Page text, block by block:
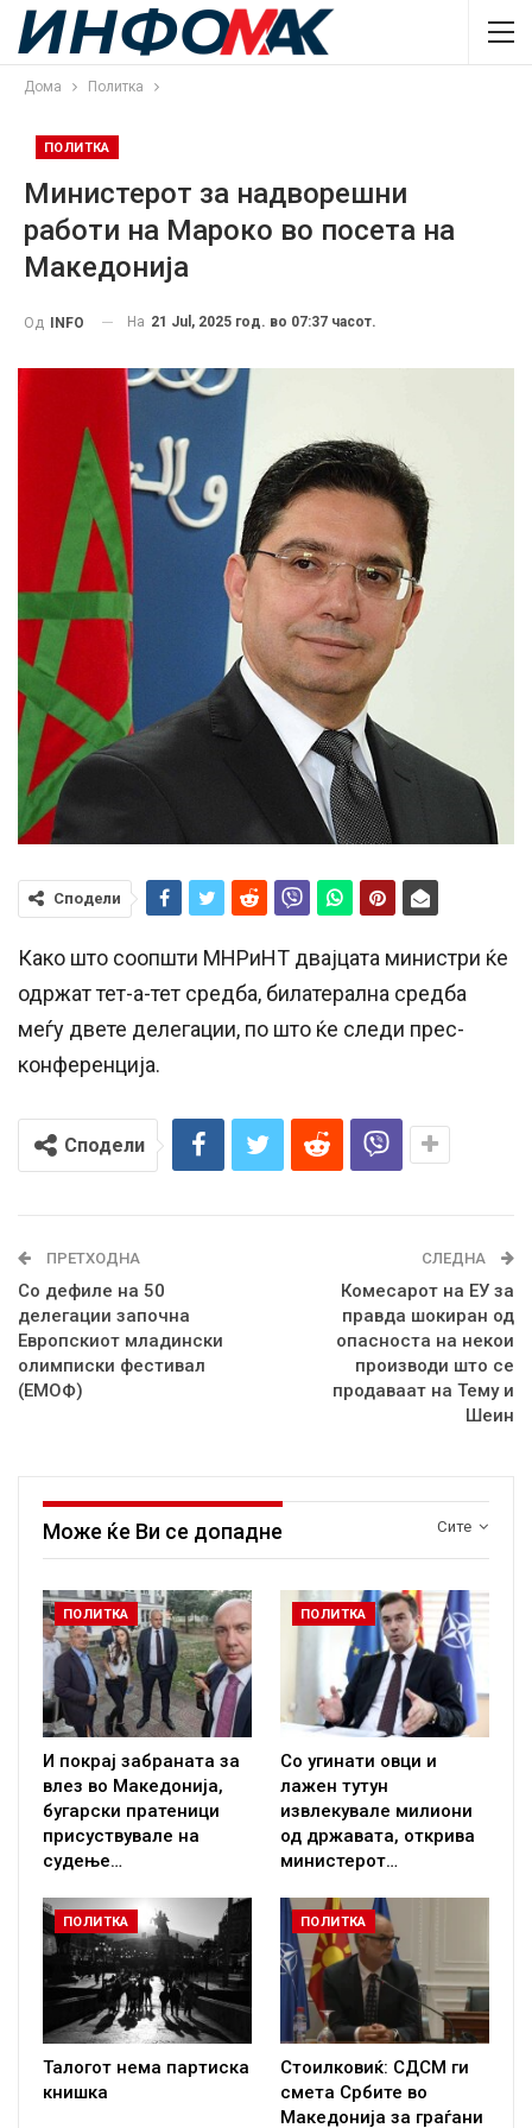
Дома Политка
ПОЛИТКА
Mинистерот за надворешни
работи на Мароко во посета на
Македонија
Од INFO На 21 Jul, 2025 год. во 07:37 часот.
Сподели
Како што соопшти МНРиНТ двајцата министри ќе
одржат тет-а-тет средба, билатерална средба
меѓу двете делегации, по што ќе следи прес-
конференција.
Сподели
ПРЕТХОДНА
Со дефиле на 50
делегации започна
Европскиот младински
олимписки фестивал
(ЕМОФ)
СЛЕДНА
Комесарот на ЕУ за
правда шокиран од
опасноста на некои
производи што се
продаваат на Тему и
Шеин
Сите
Може ќе Ви се допадне
ПОЛИТКА
И покрај забраната за
влез во Македонија,
бугарски пратеници
присуствувале на
судење…
ПОЛИТКА
Со угинати овци и
лажен тутун
извлекувале милиони
од државата, открива
министерот…
ПОЛИТКА
Талогот нема партиска
книшка
ПОЛИТКА
Стоилковиќ: СДСМ ги
смета Србите во
Македонија за граѓани